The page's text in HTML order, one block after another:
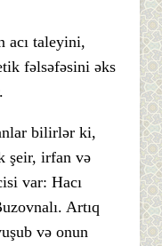
acı taleyini,
fəlsəfəsini əks
bilirlər ki,
şeir, irfan və
var: Hacı
Artıq
və onun